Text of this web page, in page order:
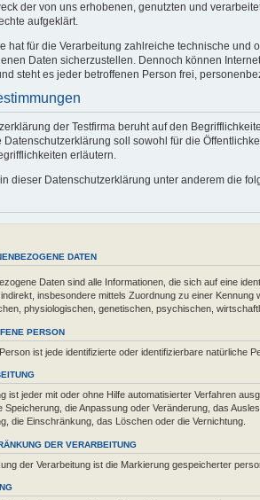
der von uns erhobenen, genutzten und
aufgeklärt.
hat für die Verarbeitung zahlreiche technische
Daten sicherzustellen. Dennoch können
steht es jeder betroffenen Person frei,
der Testfirma beruht auf den
Datenschutzerklärung soll sowohl für die
erläutern.
dieser Datenschutzerklärung unter anderem die
DATEN
Daten sind alle Informationen, die sich auf eine
insbesondere mittels Zuordnung zu einer
physiologischen, genetischen, psychischen,
PERSON
ist jede identifizierte oder identifizierbare natürliche
ist jeder mit oder ohne Hilfe automatisierter Verfahren
Speicherung, die Anpassung oder Veränderung, das
die Einschränkung, das Löschen oder die Vernichtung.
DER VERARBEITUNG
der Verarbeitung ist die Markierung gespeicherter